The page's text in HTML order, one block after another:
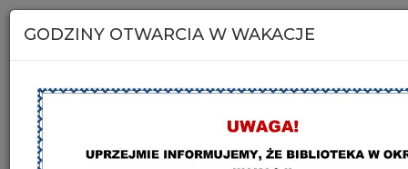
Miejska i Powiatowa Biblioteka
Publiczna w Kolbuszowej
Katalog online KBC Kolbuszowa
GODZINY OTWARCIA W WAKACJE